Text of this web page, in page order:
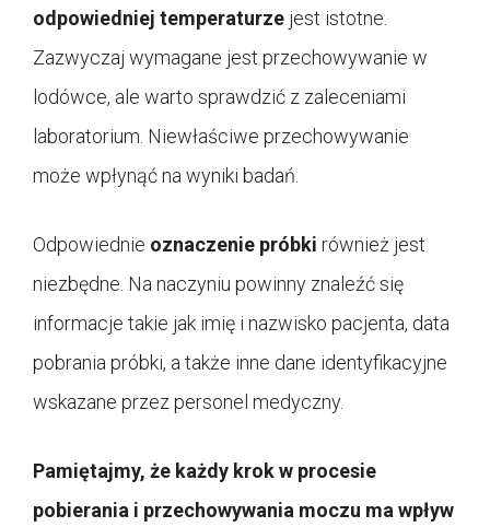
odpowiedniej temperaturze jest istotne.
Zazwyczaj wymagane jest przechowywanie w
lodówce, ale warto sprawdzić z zaleceniami
laboratorium. Niewłaściwe przechowywanie
może wpłynąć na wyniki badań.
Odpowiednie oznaczenie próbki również jest
niezbędne. Na naczyniu powinny znaleźć się
informacje takie jak imię i nazwisko pacjenta, data
pobrania próbki, a także inne dane identyfikacyjne
wskazane przez personel medyczny.
Pamiętajmy, że każdy krok w procesie
pobierania i przechowywania moczu ma wpływ